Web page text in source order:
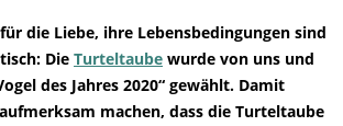
die Liebe, ihre Lebensbedingungen sind
Die Turteltaube wurde von uns und
des Jahres 2020“ gewählt. Damit
machen, dass die Turteltaube